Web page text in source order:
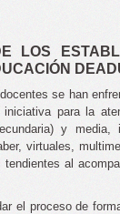
LOS
se han
para la
y media,
virtuales,
al
el proceso de